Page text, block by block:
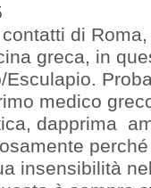
di
greca, in
medico
dapprima
insensibilità